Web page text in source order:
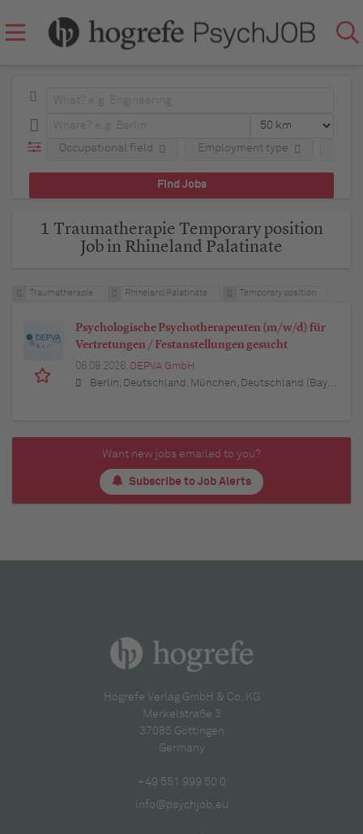
Occupational field Employment type
1 Traumatherapie Temporary position
Job in Rhineland Palatinate
Traumatherapie Rhineland Palatinate Temporary position
Psychologische Psychotherapeuten (m/w/d) für
Vertretungen / Festanstellungen gesucht
06.08.2026, DEPVA GmbH
Berlin, Deutschland, München, Deutschland (Bayern), Hamburg, Deutschland, Düsseldorf, Deutschland (Nordrhein-Westfalen), Köln, Deutschland (Nordrhein-Westfalen), Essen, Deutschland (Nordrhein-Westfalen), Dortmund, Deutschland (Nordrhein-Westfalen), Stuttgart, Deutschland (Baden-Württemberg), Heilbronn, Deutschland (Baden-Württemberg), Hannover, Deutschland (Niedersachsen), Rostock, Deutschland (Mecklenburg-Vorpommern), Kiel, Deutschland (Schleswig-Holstein), Augsburg, Deutschland (Bayern), Nürnberg, Deutschland (Bayern), Frankfurt am Main, Deutschland (Hessen), Bremen, Deutschland, Schwerin, Deutschland (Mecklenburg-Vorpommern), Mainz, Deutschland (Rheinland-Pfalz), Saarbrücken, Deutschland (Saarland), Dresden, Deutschland (Sachsen), Magdeburg, Deutschland (Sachsen-Anhalt), Potsdam, Deutschland (Brandenburg), Erfurt, Deutschland (Thüringen), Würzburg, Deutschland (Bayern), Heilbronn, Deutschland (Baden-Württemberg), Leipzig, Deutschland (Sachsen)
Want new jobs emailed to you?
Subscribe to Job Alerts
Hogrefe Verlag GmbH & Co. KG
Merkelstraße 3
37085 Göttingen
Germany
+49 551 999 50 0
info@psychjob.eu